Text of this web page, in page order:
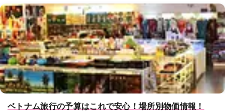
ベトナム旅行の予算はこれで安心！場所別物価情報！